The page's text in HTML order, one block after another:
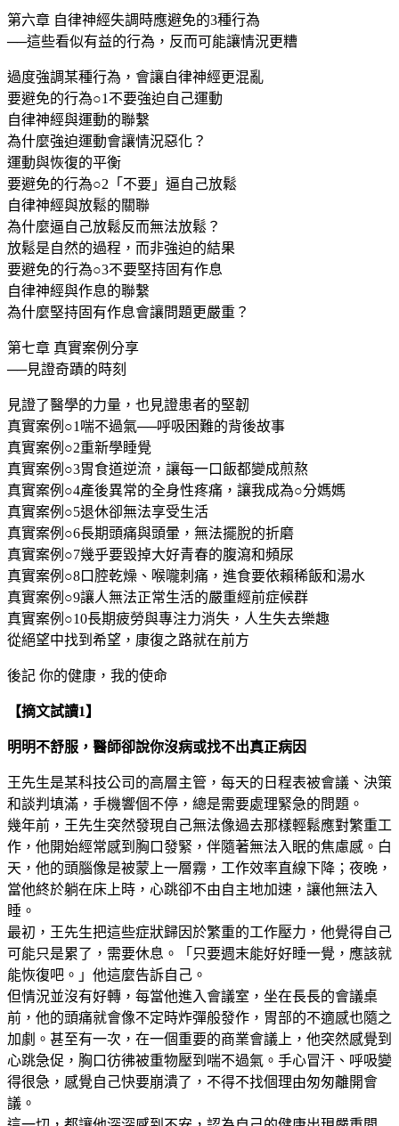
第六章 自律神經失調時應避免的3種行為
──這些看似有益的行為，反而可能讓情況更糟
過度強調某種行為，會讓自律神經更混亂
要避免的行為○1不要強迫自己運動
自律神經與運動的聯繫
為什麼強迫運動會讓情況惡化？
運動與恢復的平衡
要避免的行為○2「不要」逼自己放鬆
自律神經與放鬆的關聯
為什麼逼自己放鬆反而無法放鬆？
放鬆是自然的過程，而非強迫的結果
要避免的行為○3不要堅持固有作息
自律神經與作息的聯繫
為什麼堅持固有作息會讓問題更嚴重？
第七章 真實案例分享
──見證奇蹟的時刻
見證了醫學的力量，也見證患者的堅韌
真實案例○1喘不過氣──呼吸困難的背後故事
真實案例○2重新學睡覺
真實案例○3胃食道逆流，讓每一口飯都變成煎熬
真實案例○4產後異常的全身性疼痛，讓我成為○分媽媽
真實案例○5退休卻無法享受生活
真實案例○6長期頭痛與頭暈，無法擺脫的折磨
真實案例○7幾乎要毀掉大好青春的腹瀉和頻尿
真實案例○8口腔乾燥、喉嚨刺痛，進食要依賴稀飯和湯水
真實案例○9讓人無法正常生活的嚴重經前症候群
真實案例○10長期疲勞與專注力消失，人生失去樂趣
從絕望中找到希望，康復之路就在前方
後記 你的健康，我的使命
【摘文試讀1】
明明不舒服，醫師卻說你沒病或找不出真正病因
王先生是某科技公司的高層主管，每天的日程表被會議、決策
和談判填滿，手機響個不停，總是需要處理緊急的問題。
幾年前，王先生突然發現自己無法像過去那樣輕鬆應對繁重工
作，他開始經常感到胸口發緊，伴隨著無法入眠的焦慮感。白
天，他的頭腦像是被蒙上一層霧，工作效率直線下降；夜晚，
當他終於躺在床上時，心跳卻不由自主地加速，讓他無法入
睡。
最初，王先生把這些症狀歸因於繁重的工作壓力，他覺得自己
可能只是累了，需要休息。「只要週末能好好睡一覺，應該就
能恢復吧。」他這麼告訴自己。
但情況並沒有好轉，每當他進入會議室，坐在長長的會議桌
前，他的頭痛就會像不定時炸彈般發作，胃部的不適感也隨之
加劇。甚至有一次，在一個重要的商業會議上，他突然感覺到
心跳急促，胸口彷彿被重物壓到喘不過氣。手心冒汗、呼吸變
得很急，感覺自己快要崩潰了，不得不找個理由匆匆離開會
議。